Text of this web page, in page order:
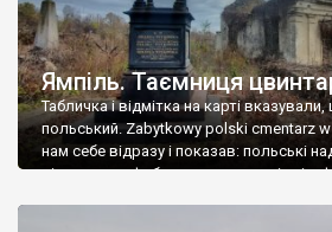
Ямпіль. Таємниця
Табличка і відмітка на карті
польський. Zabytkowy polski cmentarz w
нам себе відразу і показав: польські
віднести до фабричних, польські